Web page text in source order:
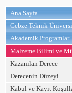
Ana Sayfa
Gebze Teknik
Akademik Programlar
Malzeme Bilimi ve
Kazanılan Derece
Derecenin Düzeyi
Kabul ve Kayıt